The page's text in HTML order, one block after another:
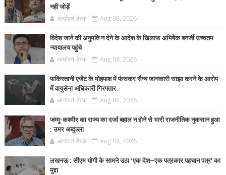
नहीं जोड़ें
आर्यावर्त डेस्क Aug 08, 2026
विदेश जाने की अनुमति न देने के आदेश के खिलाफ अभिषेक बनर्जी उच्चतम
न्यायालय पहुंचे
आर्यावर्त डेस्क Aug 08, 2026
पाकिस्तानी एजेंट के मोहपाश में फंसकर सैन्य जानकारी साझा करने के आरोप
में वायुसेना अधिकारी गिरफ्तार
आर्यावर्त डेस्क Aug 08, 2026
जम्मू-कश्मीर का राज्य का दर्जा बहाल न होने से भारी राजनीतिक नुकसान हुआ
: उमर अब्दुल्ला
आर्यावर्त डेस्क Aug 08, 2026
लखनऊ : सीएम योगी के सामने उठा ‘एक देश–एक पत्रकार पहचान पत्र’ का
मुद्दा